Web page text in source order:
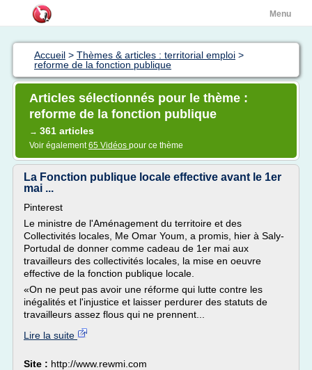
Menu
Accueil > Thèmes & articles : territorial emploi >
reforme de la fonction publique
Articles sélectionnés pour le thème :
reforme de la fonction publique
→ 361 articles
Voir également65 Vidéos pour ce thème
La Fonction publique locale effective avant le 1er
mai ...
Pinterest
Le ministre de l'Aménagement du territoire et des
Collectivités locales, Me Omar Youm, a promis, hier à Saly-
Portudal de donner comme cadeau de 1er mai aux
travailleurs des collectivités locales, la mise en oeuvre
effective de la fonction publique locale.
«On ne peut pas avoir une réforme qui lutte contre les
inégalités et l'injustice et laisser perdurer des statuts de
travailleurs assez flous qui ne prennent...
Lire la suite
Site : http://www.rewmi.com